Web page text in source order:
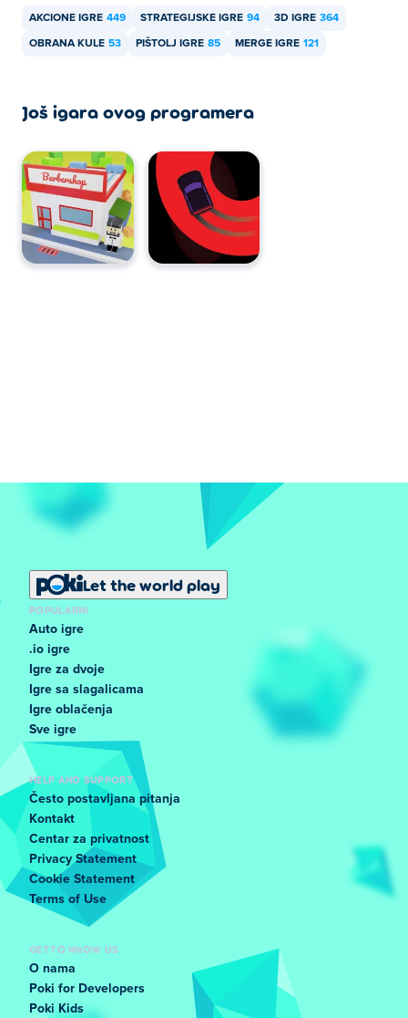
AKCIONE IGRE 449 STRATEGIJSKE IGRE 94 3D IGRE 364
OBRANA KULE 53 PIŠTOLJ IGRE 85 MERGE IGRE 121
Još igara ovog programera
Let the world play
POPULARNI
Auto igre
.io igre
Igre za dvoje
Igre sa slagalicama
Igre oblačenja
Sve igre
HELP AND SUPPORT
Često postavljana pitanja
Kontakt
Centar za privatnost
Privacy Statement
Cookie Statement
Terms of Use
GET TO KNOW US
O nama
Poki for Developers
Poki Kids